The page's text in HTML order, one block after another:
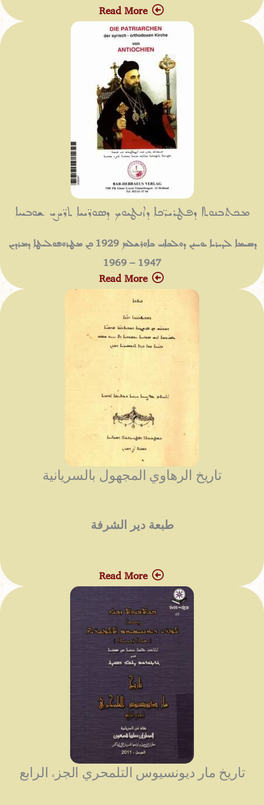
Read More
ܡܟܬܒܢܘܬܐ ܕܦܛܪܝܖ̈ܟܐ ܕܐܢܛܝܘܟ ܕܣܘܖ̈ܝܝܐ ܬܖ̈ܝܨܝ ܫܘܒܚܐ
ܕܣܝܡܐ ܠܕܝܪܝܐ ܝܘܚܢܢ ܕܘܠܒܐܢܝ ܒܐܘܪܫܠܡ 1929 ܟܢ ܡܛܪܘܦܘܠܝܛܐ ܕܡܪܕܝܢ
1947 – 1969
Read More
تاريخ الرهاوي المجهول بالسريانية
طبعة دير الشرفة
Read More
تاريخ مار ديونسيوس التلمحري الجزء الرابع